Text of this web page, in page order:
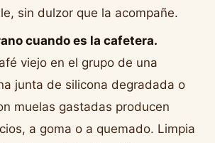
sin dulzor que la acompañe.
cuando es la cafetera.
viejo en el grupo de una
junta de silicona degradada o
muelas gastadas producen
a goma o a quemado. Limpia